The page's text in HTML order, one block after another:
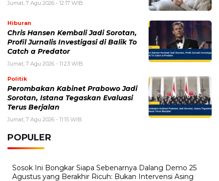
Polisi Tetapkan Dua Tersangka
Kamis, 6 Agustus 2026 - 15:25 WIB
Sarwendah Disebut Setia Dampingi Ruben Onsu Saat
Kondisi Kritis, Ini Kabar Terbarunya
Kamis, 6 Agustus 2026 - 13:50 WIB
Tarif untuk Semua Golongan
Kamis, 6 Agustus 2026 - 13:29 WIB
Beasiswa Bakti BCA 2027 Resmi Dibuka, Cek Syarat,
Manfaat, dan Jadwal Pendaftarannya
Rabu, 5 Agustus 2026 - 09:29 WIB